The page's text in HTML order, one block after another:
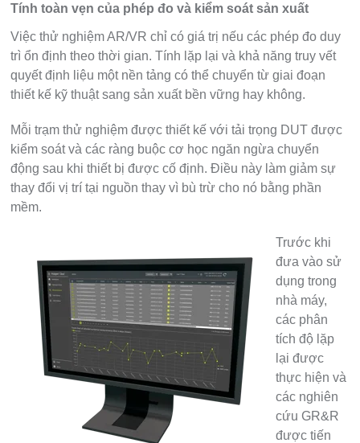
Tính toàn vẹn của phép đo và kiểm soát sản xuất
Việc thử nghiệm AR/VR chỉ có giá trị nếu các phép đo duy
trì ổn định theo thời gian. Tính lặp lại và khả năng truy vết
quyết định liệu một nền tảng có thể chuyển từ giai đoạn
thiết kế kỹ thuật sang sản xuất bền vững hay không.
Mỗi trạm thử nghiệm được thiết kế với tải trọng DUT được
kiểm soát và các ràng buộc cơ học ngăn ngừa chuyển
động sau khi thiết bị được cố định. Điều này làm giảm sự
thay đổi vị trí tại nguồn thay vì bù trừ cho nó bằng phần
mềm.
Trước khi
đưa vào sử
dụng trong
nhà máy,
các phân
tích độ lặp
lại được
thực hiện và
các nghiên
cứu GR&R
được tiến